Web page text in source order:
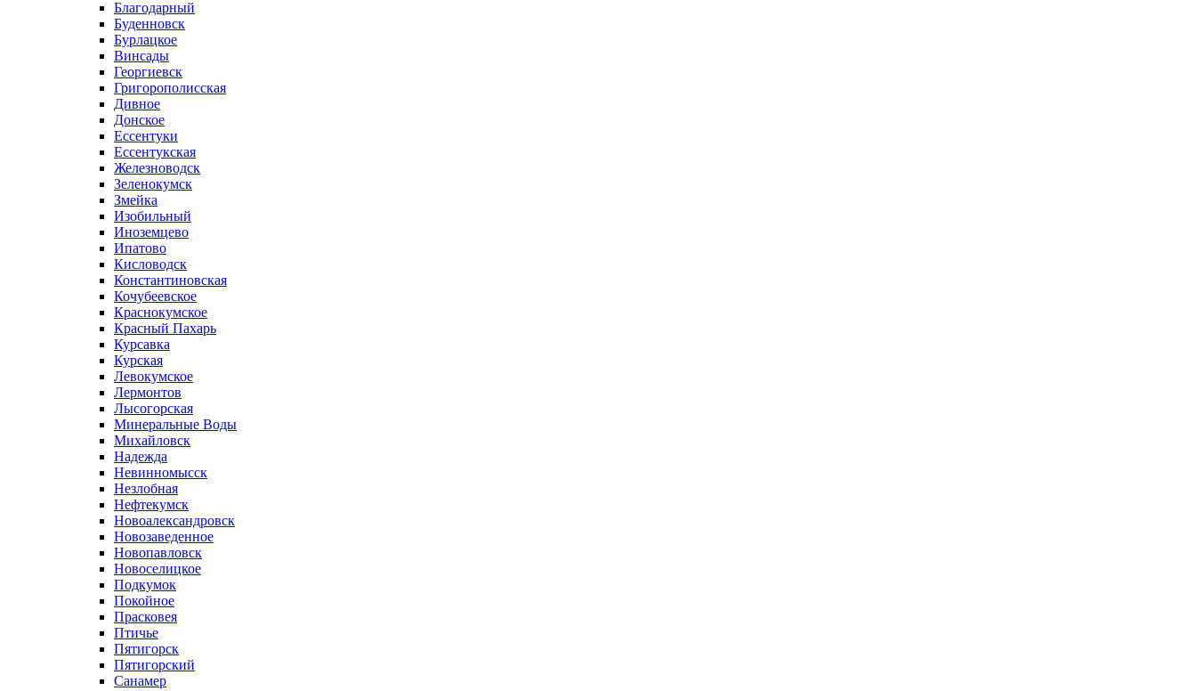
Благодарный
Буденновск
Бурлацкое
Винсады
Георгиевск
Григорополисская
Дивное
Донское
Ессентуки
Ессентукская
Железноводск
Зеленокумск
Змейка
Изобильный
Иноземцево
Ипатово
Кисловодск
Константиновская
Кочубеевское
Краснокумское
Красный Пахарь
Курсавка
Курская
Левокумское
Лермонтов
Лысогорская
Минеральные Воды
Михайловск
Надежда
Невинномысск
Незлобная
Нефтекумск
Новоалександровск
Новозаведенное
Новопавловск
Новоселицкое
Подкумок
Покойное
Прасковея
Птичье
Пятигорск
Пятигорский
Санамер